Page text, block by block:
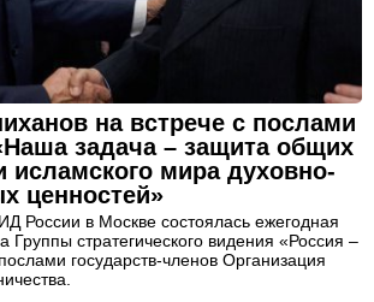
на встрече с послами
задача – защита общих
исламского мира духовно-
ценностей»
России в Москве состоялась ежегодная
Группы стратегического видения «Россия –
государств-членов Организация